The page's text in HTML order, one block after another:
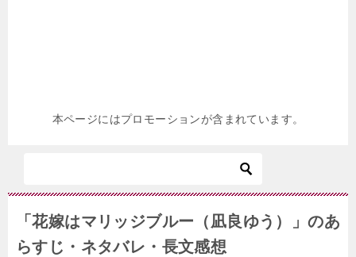
本ページにはプロモーションが含まれています。
「花嫁はマリッジブルー（凪良ゆう）」のあ
らすじ・ネタバレ・長文感想